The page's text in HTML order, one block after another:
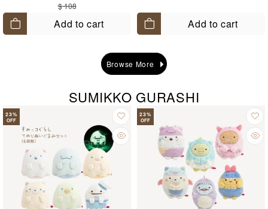
$ 108
Add to cart Add to cart
Browse More
SUMIKKO GURASHI
23%
OFF
23%
OFF